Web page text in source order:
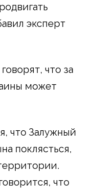
эксперт
что за
может
что Залужный
поклясться,
что